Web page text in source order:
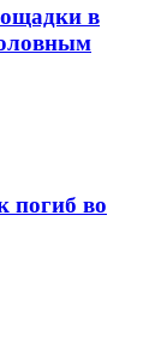
в
погиб во